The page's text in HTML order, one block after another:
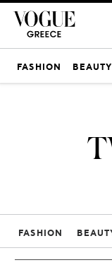
FASHION BEAUTY
FASHION